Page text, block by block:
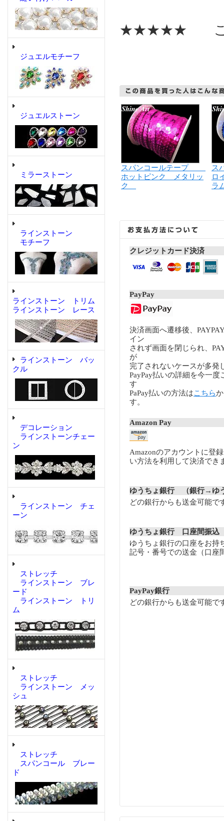
ジュエルモチーフ
ジュエルストーン
ミラーストーン
ラインストーン
モチーフ
ラインストーン トリム
ラインストーン レース
ラインストーン バッ
クル
デコレーション
ラインストーンチェー
ン
ラインストーン チェ
ーン
ストレッチ
ラインストーン ブレ
ード
ラインストーン トリ
ム
ストレッチ
ラインストーン メッ
シュ
ストレッチ
スパンコール ブレー
ド
★★★★★ こ
スパンコールテープ
ホットピンク メタリッ
ク
ス
ロ
ラ
クレジットカード決済
PayPay
決済画面へ遷移後、
イン
されず画面を閉じられ、
が
完了されないケースが多発
PayPay払いの詳細を今一度
す
PaPay払いの方法はこちら
す。
Amazon Pay
Amazonのアカウントに登
い方法を利用して決済でき
ゆうちょ銀行 （銀行→ゆ
どの銀行からも送金可能で
ゆうちょ銀行 口座間振込
ゆうちょ銀行の口座をお持
記号・番号での送金（口座
PayPay銀行
どの銀行からも送金可能で